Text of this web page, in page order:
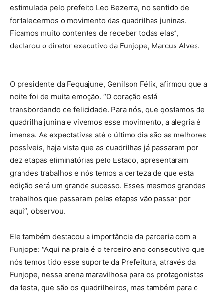
faz parte da nossa política municipal de cultura,
estimulada pelo prefeito Leo Bezerra, no sentido de
fortalecermos o movimento das quadrilhas juninas.
Ficamos muito contentes de receber todas elas”,
O presidente da Fequajune, Genilson Félix, afirmou que a
noite foi de muita emoção. “O coração está
transbordando de felicidade. Para nós, que gostamos de
quadrilha junina e vivemos esse movimento, a alegria é
imensa. As expectativas até o último dia são as melhores
possíveis, haja vista que as quadrilhas já passaram por
dez etapas eliminatórias pelo Estado, apresentaram
grandes trabalhos e nós temos a certeza de que esta
edição será um grande sucesso. Esses mesmos grandes
trabalhos que passaram pelas etapas vão passar por
Ele também destacou a importância da parceria com a
Funjope: “Aqui na praia é o terceiro ano consecutivo que
nós temos tido esse suporte da Prefeitura, através da
Funjope, nessa arena maravilhosa para os protagonistas